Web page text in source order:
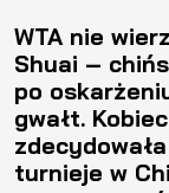
WTA nie
Shuai –
po
gwałt.
turnieje w